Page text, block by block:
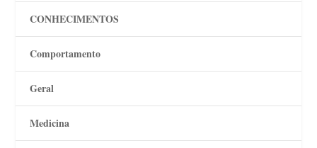
CONHECIMENTOS
Comportamento
Geral
Medicina